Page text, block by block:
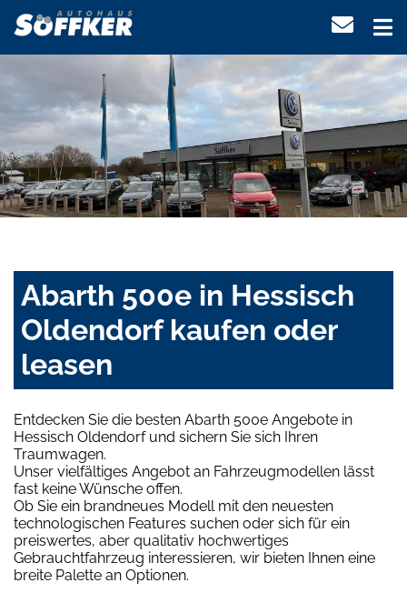
Abarth 500e in Hessisch
Oldendorf kaufen oder
leasen
Entdecken Sie die besten Abarth 500e Angebote in
Hessisch Oldendorf und sichern Sie sich Ihren
Traumwagen.
Unser vielfältiges Angebot an Fahrzeugmodellen lässt
fast keine Wünsche offen.
Ob Sie ein brandneues Modell mit den neuesten
technologischen Features suchen oder sich für ein
preiswertes, aber qualitativ hochwertiges
Gebrauchtfahrzeug interessieren, wir bieten Ihnen eine
breite Palette an Optionen.